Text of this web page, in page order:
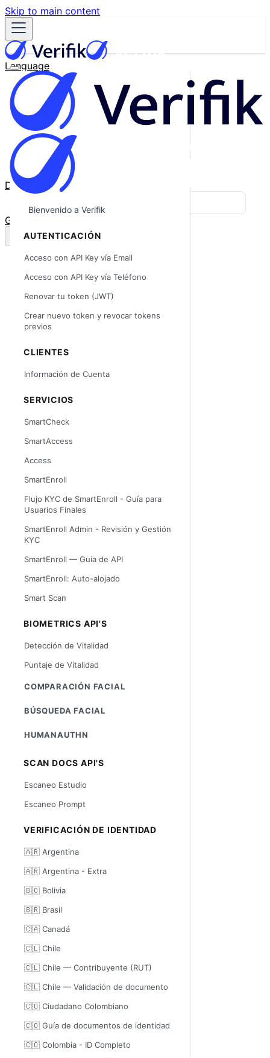
Skip to main content
Language
English
Español
Français
Português
한국어
日本語
中文
Docs
GitHub
Bienvenido a Verifik
AUTENTICACIÓN
Acceso con API Key vía Email
Acceso con API Key vía Teléfono
Renovar tu token (JWT)
Crear nuevo token y revocar tokens
previos
CLIENTES
Información de Cuenta
SERVICIOS
SmartCheck
SmartAccess
Access
SmartEnroll
Flujo KYC de SmartEnroll - Guía para
Usuarios Finales
SmartEnroll Admin - Revisión y Gestión
KYC
SmartEnroll — Guía de API
SmartEnroll: Auto-alojado
Smart Scan
BIOMETRICS API'S
Detección de Vitalidad
Puntaje de Vitalidad
COMPARACIÓN FACIAL
BÚSQUEDA FACIAL
HUMANAUTHN
SCAN DOCS API'S
Escaneo Estudio
Escaneo Prompt
VERIFICACIÓN DE IDENTIDAD
🇦🇷 Argentina
🇦🇷 Argentina - Extra
🇧🇴 Bolivia
🇧🇷 Brasil
🇨🇦 Canadá
🇨🇱 Chile
🇨🇱 Chile — Contribuyente (RUT)
🇨🇱 Chile — Validación de documento
🇨🇴 Ciudadano Colombiano
🇨🇴 Guía de documentos de identidad
🇨🇴 Colombia - ID Completo